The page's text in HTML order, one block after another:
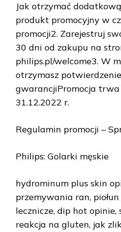
Jak otrzymać
produkt promocyjny w
promocji2. Zarejestruj
30 dni od zakupu na
philips.pl/welcome3. W
otrzymasz
gwarancjiPromocja trwa
31.12.2022 r.
Regulamin promocji –
Philips: Golarki męskie
hydrominum plus skin
przemywania ran,
lecznicze, dip hot opinie,
reakcja na gluten, jak